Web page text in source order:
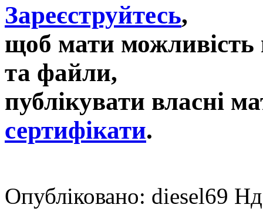
Зареєструйтесь,
щоб мати можливість
та файли,
публікувати власні
сертифікати.
Опубліковано: diesel69